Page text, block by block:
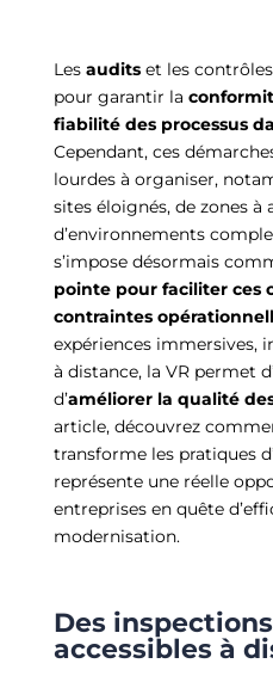
Les auditset les
pour garantir la
fiabilité des processus
Cependant, ces
lourdes à organiser,
sites éloignés, de zones à
d’environnements
s’impose désormais
pointe pour faciliter ces
contraintes
expériences immersives,
à distance, la VR permet
d’améliorer la qualité
article, découvrez
transforme les pratiques
représente une réelle
entreprises en quête
modernisation.
Des
accessibles à